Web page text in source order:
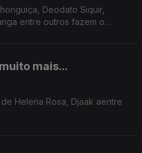
Deodato Siquir,
entre outros fazem o
mais...
Helena Rosa, Djaak aentre